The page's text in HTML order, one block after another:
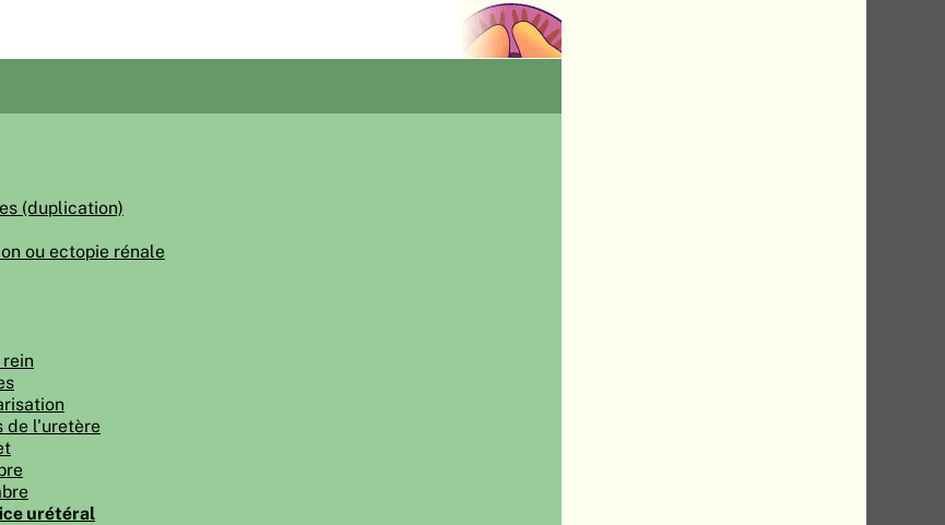
(duplication)
ou ectopie rénale
de l'uretère
urétéral